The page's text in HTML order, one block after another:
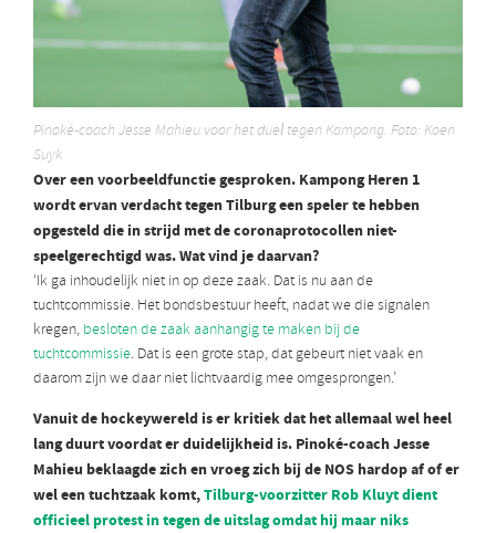
Pinoké-coach Jesse Mahieu voor het duel tegen Kampong. Foto: Koen
Suyk
Over een voorbeeldfunctie gesproken. Kampong Heren 1
wordt ervan verdacht tegen Tilburg een speler te hebben
opgesteld die in strijd met de coronaprotocollen niet-
speelgerechtigd was. Wat vind je daarvan?
‘Ik ga inhoudelijk niet in op deze zaak. Dat is nu aan de
tuchtcommissie. Het bondsbestuur heeft, nadat we die signalen
kregen, besloten de zaak aanhangig te maken bij de
tuchtcommissie. Dat is een grote stap, dat gebeurt niet vaak en
daarom zijn we daar niet lichtvaardig mee omgesprongen.’
Vanuit de hockeywereld is er kritiek dat het allemaal wel heel
lang duurt voordat er duidelijkheid is. Pinoké-coach Jesse
Mahieu beklaagde zich en vroeg zich bij de NOS hardop af of er
wel een tuchtzaak komt,Tilburg-voorzitter Rob Kluyt dient
officieel protest in tegen de uitslag omdat hij maar niks